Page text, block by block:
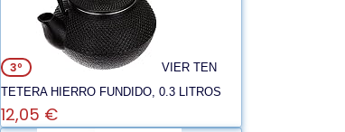
3º
VIER TEN
TETERA HIERRO FUNDIDO, 0.3 LITROS
12,05 €